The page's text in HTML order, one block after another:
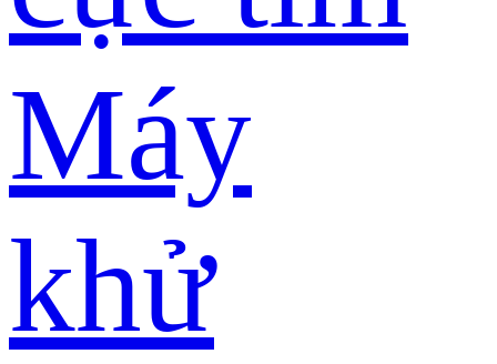
Máy
khử